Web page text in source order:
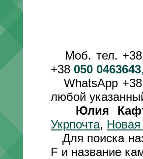
Моб. тел.
+38 050 0463643
WhatsApp
любой
Юлия
Укрпочта, Новая
Для поиска
F и название